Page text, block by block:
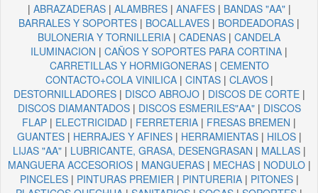
| ABRAZADERAS| ALAMBRES| ANAFES| BANDAS "AA"|
BARRALES Y SOPORTES | BOCALLAVES | BORDEADORAS |
BULONERIA Y TORNILLERIA | CADENAS | CANDELA
ILUMINACION | CAÑOS Y SOPORTES PARA CORTINA |
CARRETILLAS Y HORMIGONERAS| CEMENTO
CONTACTO+COLA VINILICA| CINTAS| CLAVOS|
DESTORNILLADORES| DISCO ABROJO| DISCOS DE CORTE|
DISCOS DIAMANTADOS| DISCOS ESMERILES"AA"| DISCOS
FLAP | ELECTRICIDAD | FERRETERIA | FRESAS BREMEN |
GUANTES| HERRAJES Y AFINES| HERRAMIENTAS| HILOS|
LIJAS "AA"| LUBRICANTE, GRASA, DESENGRASAN | MALLAS|
MANGUERA ACCESORIOS| MANGUERAS| MECHAS| NODULO|
PINCELES| PINTURAS PREMIER | PINTURERIA| PITONES|